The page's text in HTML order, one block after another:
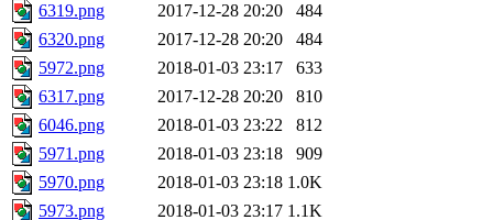
6319.png
2017-12-28 20:20
484
6320.png
2017-12-28 20:20
484
5972.png
2018-01-03 23:17
633
6317.png
2017-12-28 20:20
810
6046.png
2018-01-03 23:22
812
5971.png
2018-01-03 23:18
909
5970.png
2018-01-03 23:18 1.0K
5973.png
2018-01-03 23:17 1.1K